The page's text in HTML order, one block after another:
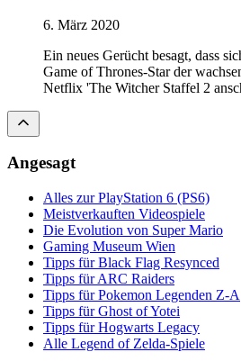
6. März 2020
Ein neues Gerücht besagt, dass
Game of Thrones-Star der
Netflix 'The Witcher Staffel 2
Angesagt
Alles zur PlayStation 6 (PS6)
Meistverkauften Videospiele
Die Evolution von Super Mario
Gaming Museum Wien
Tipps für Black Flag Resynced
Tipps für ARC Raiders
Tipps für Pokemon Legenden Z-A
Tipps für Ghost of Yotei
Tipps für Hogwarts Legacy
Alle Legend of Zelda-Spiele